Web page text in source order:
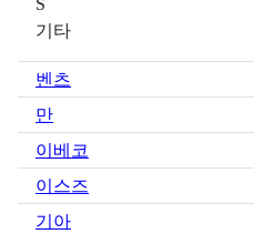
S
기타
벤츠
만
이베코
이스즈
기아